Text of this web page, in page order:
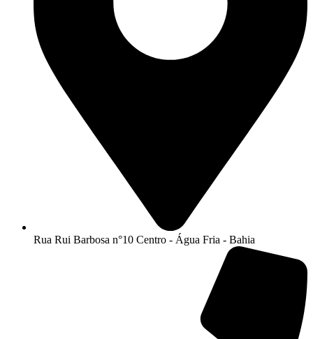
Rua Rui Barbosa n°10 Centro - Água Fria - Bahia